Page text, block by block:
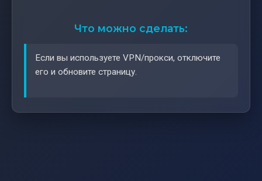
Что можно сделать:
Если вы используете VPN/прокси, отключите
его и обновите страницу.